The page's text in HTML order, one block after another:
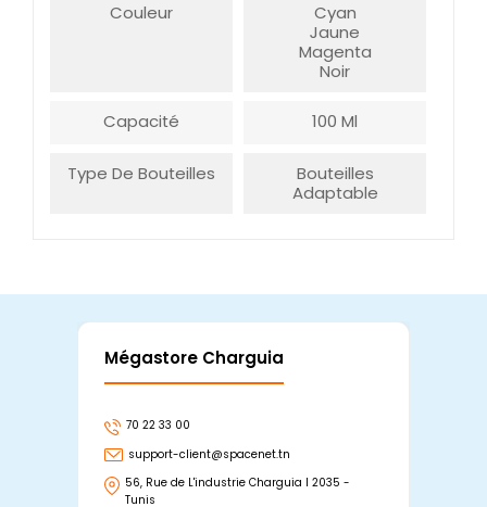
Couleur
Cyan
Jaune
Magenta
Noir
Capacité 100 Ml
Type De Bouteilles
Bouteilles
Adaptable
Mégastore Charguia
70 22 33 00
support-client@spacenet.tn
56, Rue de L'industrie Charguia I 2035 -
Tunis